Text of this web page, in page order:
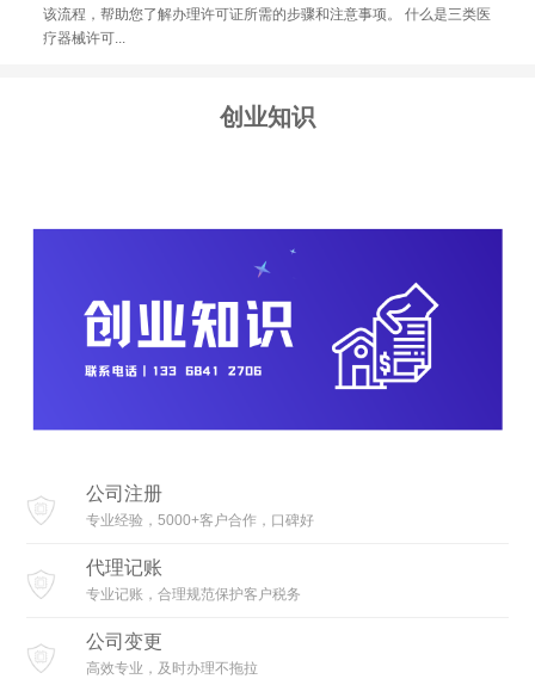
该流程，帮助您了解办理许可证所需的步骤和注意事项。 什么是三类医
疗器械许可...
创业知识
公司注册
专业经验，5000+客户合作，口碑好
代理记账
专业记账，合理规范保护客户税务
公司变更
高效专业，及时办理不拖拉